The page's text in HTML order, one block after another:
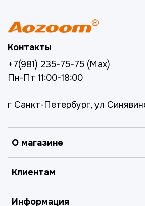
О магазине
Клиентам
Информация
Контакты
+7(981) 235-75-75 (Max)
Пн-Пт 11:00-18:00
г Санкт-Петербург, ул